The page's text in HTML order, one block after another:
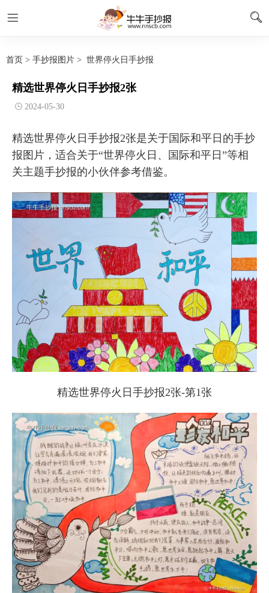
首页 > 手抄报图片 > 世界停火日手抄报
精选世界停火日手抄报2张
2024-05-30
精选世界停火日手抄报2张是关于国际和平日的手抄
报图片，适合关于“世界停火日、国际和平日”等相
关主题手抄报的小伙伴参考借鉴。
精选世界停火日手抄报2张-第1张